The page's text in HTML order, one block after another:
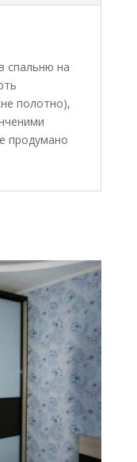
спальню на
полотно),
продумано